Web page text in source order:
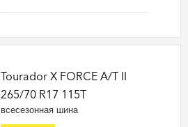
Tourador X FORCE A/T II
265/70 R17 115T
всесезонная шина